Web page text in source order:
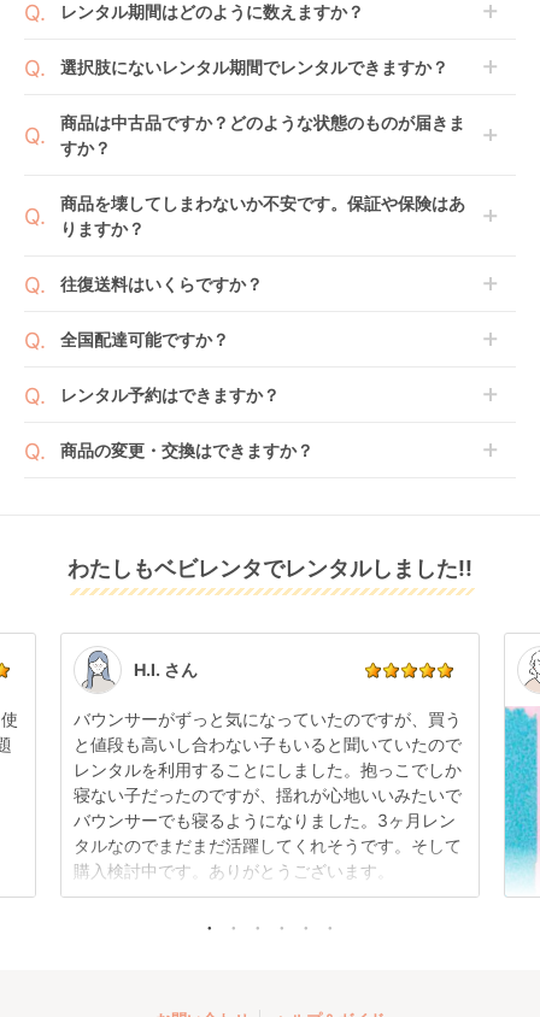
レンタル期間はどのように数えますか？
開始日1日目となります。
日までに配送業者（佐川急便）に商品の引渡しとなり
ます。
選択肢にないレンタル期間でレンタルできますか？
間の利用が可能です。
例えば4ヶ月の場合、3ヶ月レンタル＋1ヶ月延長とし
の上で、早期にご返却ください。
商品は中古品ですか？どのような状態のものが届きま
すか？
のもございます。
新品商品はメーカーから仕入れた状態のものをお送り
走行テストを行う場合がございます。
となる場合がございます。その際、メーカーの都合に
場合や、在庫切れによりご注文をキャンセルさせてい
い。
※万が一キャンセルとなった場合には、代金は全額ご
てお届けしております。そのため、小さなキズや使用
感はございますが、故障や大きなキズ、シミなどのリ
す。
点検清掃については
もご確認ください。
商品を壊してしまわないか不安です。保証や保険はあ
りますか？
おります。
ョンをご購入ください。
詳しくはこちらをご確認ください。
往復送料はいくらですか？
へ入れ、カートページから住所を入力すると送料が確
全国配達可能ですか？
※空港への配達はご対応できかねますのであらかじめ
レンタル予約はできますか？
可能ですので、商品のご注文時にご希望のお日にちに
商品の変更・交換はできますか？
また、レンタル期間の変更も商品発送前であれば変更
可能です。
い。
わたしもベビレンタでレンタルしました!!
H.I. さん
バウンサーがずっと気になっていたのですが、買う
と値段も高いし合わない子もいると聞いていたので
レンタルを利用することにしました。抱っこでしか
寝ない子だったのですが、揺れが心地いいみたいで
バウンサーでも寝るようになりました。3ヶ月レン
タルなのでまだまだ活躍してくれそうです。そして
購入検討中です。ありがとうございます。